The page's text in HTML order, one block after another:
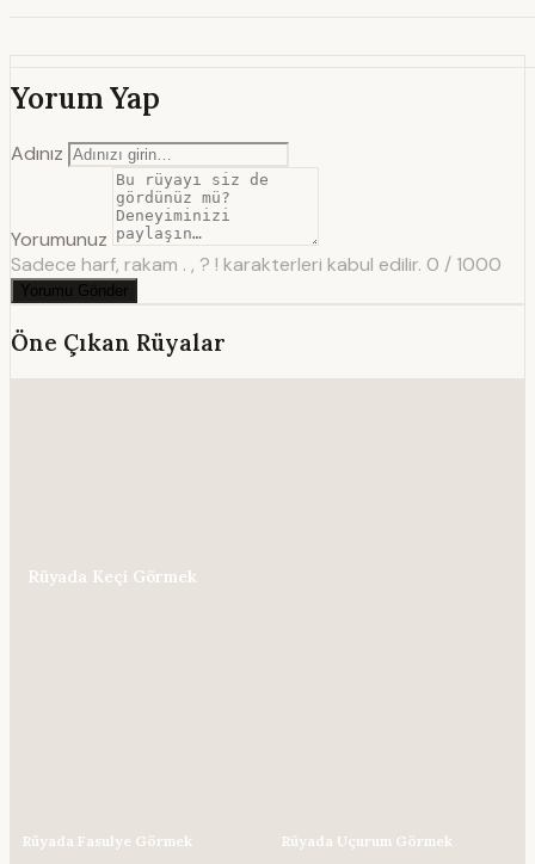
Yorum Yap
Adınız
Yorumunuz
Sadece harf, rakam . , ? ! karakterleri kabul edilir. 0 / 1000
Yorumu Gönder
Öne Çıkan Rüyalar
Rüyada Keçi Görmek
Rüyada Fasulye Görmek Rüyada Uçurum Görmek